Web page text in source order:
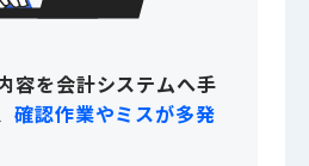
容を会計システムへ手
確認作業やミスが多発